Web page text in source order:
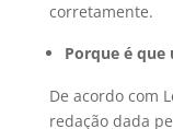
corretamente.
Porque é
De acordo com
redação dada